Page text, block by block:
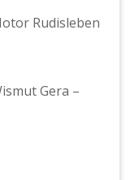
Rudisleben
Gera –